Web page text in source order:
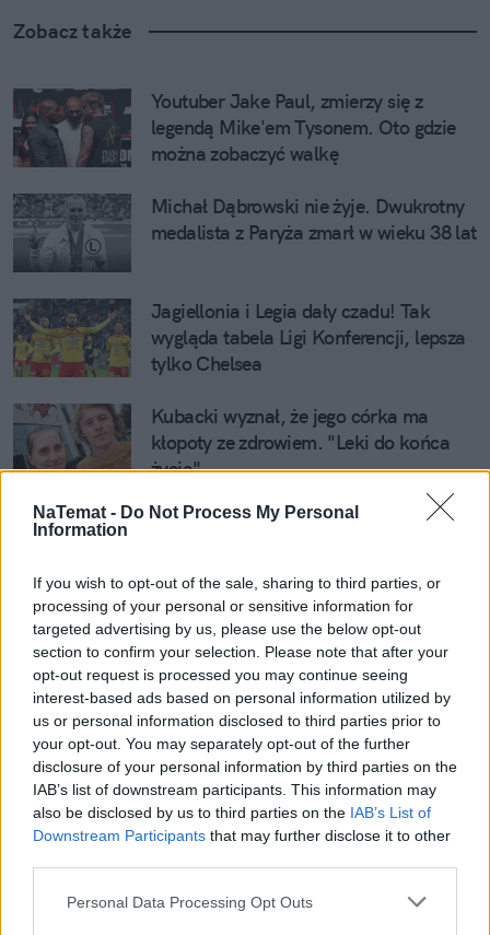
NaTemat - Do Not Process My Personal
Information
If you wish to opt-out of the sale, sharing to third parties, or
processing of your personal or sensitive information for
targeted advertising by us, please use the below opt-out
section to confirm your selection. Please note that after your
opt-out request is processed you may continue seeing
interest-based ads based on personal information utilized by
us or personal information disclosed to third parties prior to
your opt-out. You may separately opt-out of the further
disclosure of your personal information by third parties on the
IAB’s list of downstream participants. This information may
also be disclosed by us to third parties on the IAB’s List of
Downstream Participants that may further disclose it to other
Personal Data Processing Opt Outs
Zobacz także
Youtuber Jake Paul, zmierzy się z
legendą Mike'em Tysonem. Oto gdzie
można zobaczyć walkę
Michał Dąbrowski nie żyje. Dwukrotny
medalista z Paryża zmarł w wieku 38 lat
Jagiellonia i Legia dały czadu! Tak
wygląda tabela Ligi Konferencji, lepsza
tylko Chelsea
Kubacki wyznał, że jego córka ma
kłopoty ze zdrowiem. "Leki do końca
życia"
"Siwy bajerant" może objąć legendarny
słowem
Pena ujawnił, co miał usłyszeć od
Szczęsnego. Te słowa to prawdziwa
klasa
Nie przegap żadnej ważnej wiadomości i
obserwuj nas w Google News!
Więcej:
Piłka nożna Portugalia Polska UEFA
Liga Narodów